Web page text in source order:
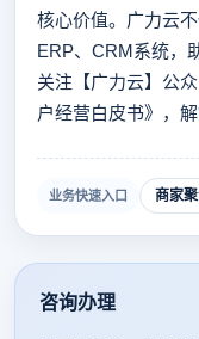
核心价值。广力云
ERP、CRM系统，
关注【广力云】公
户经营白皮书》，
业务快速入口 商家
咨询办理